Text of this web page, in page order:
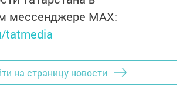
мессенджере MАХ:
tatmedia
на страницу новости